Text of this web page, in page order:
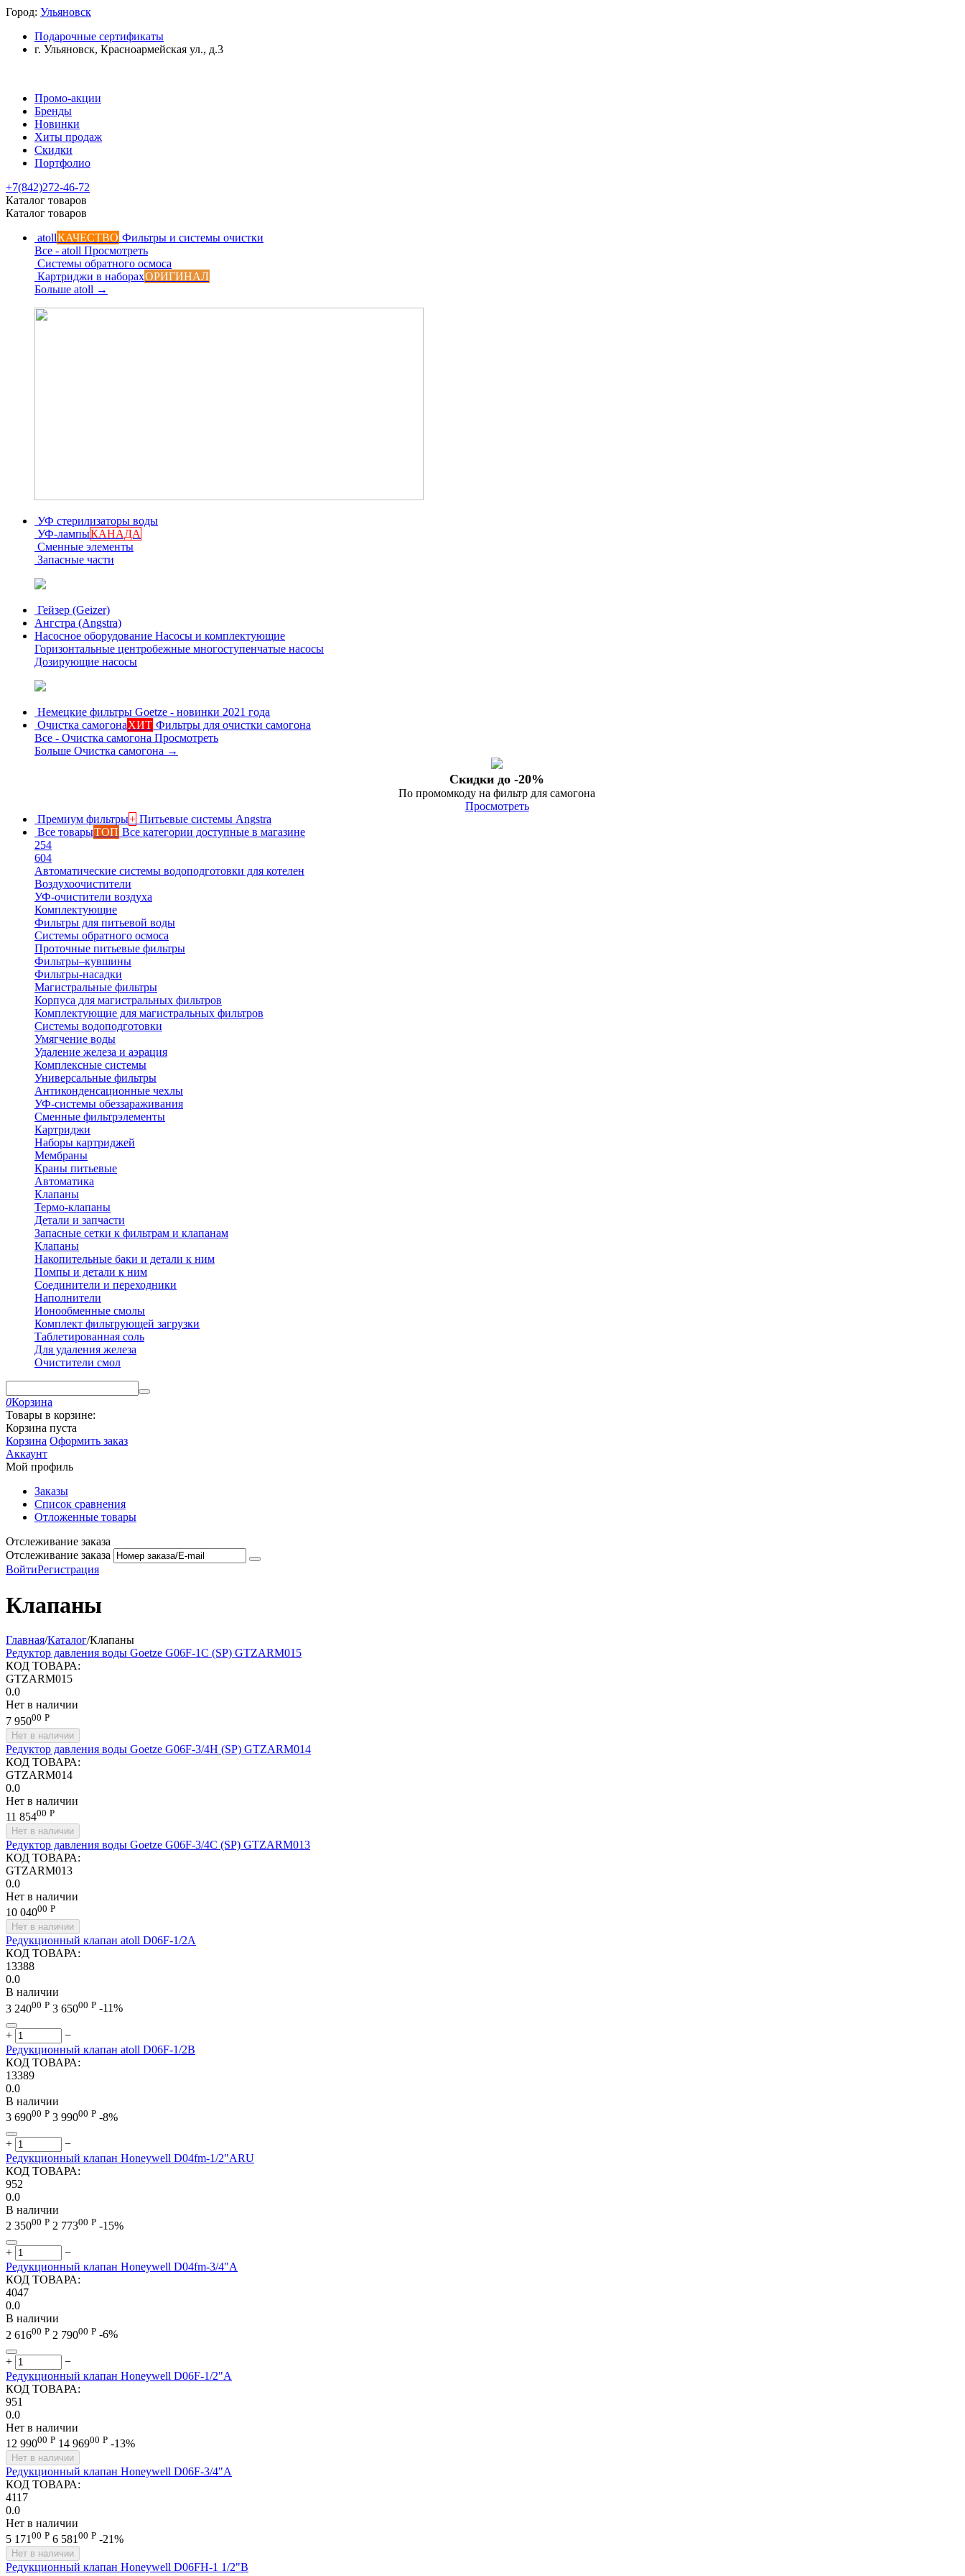
Город: Ульяновск
Подарочные сертификаты
г. Ульяновск, Красноармейская ул., д.3
Промо-акции
Бренды
Новинки
Хиты продаж
Скидки
Портфолио
+7(842)272-46-72
Каталог товаров
Каталог товаров
atollКАЧЕСТВО Фильтры и системы очистки
Все - atoll Просмотреть
Системы обратного осмоса
Картриджи в наборахОРИГИНАЛ
Больше atoll →
УФ стерилизаторы воды
УФ-лампыКАНАДА
Сменные элементы
Запасные части
Гейзер (Geizer)
Ангстра (Angstra)
Насосное оборудование Насосы и комплектующие
Горизонтальные центробежные многоступенчатые насосы
Дозирующие насосы
Немецкие фильтры Goetze - новинки 2021 года
Очистка самогонаХИТ Фильтры для очистки самогона
Все - Очистка самогона Просмотреть
Больше Очистка самогона →
Скидки до -20%
По промомкоду на фильтр для самогона
Просмотреть
Премиум фильтры+ Питьевые системы Angstra
Все товарыТОП Все категории доступные в магазине
254
604
Автоматические системы водоподготовки для котелен
Воздухоочистители
УФ-очистители воздуха
Комплектующие
Фильтры для питьевой воды
Системы обратного осмоса
Проточные питьевые фильтры
Фильтры–кувшины
Фильтры-насадки
Магистральные фильтры
Корпуса для магистральных фильтров
Комплектующие для магистральных фильтров
Системы водоподготовки
Умягчение воды
Удаление железа и аэрация
Комплексные системы
Универсальные фильтры
Антиконденсационные чехлы
УФ-системы обеззараживания
Сменные фильтрэлементы
Картриджи
Наборы картриджей
Мембраны
Краны питьевые
Автоматика
Клапаны
Термо-клапаны
Детали и запчасти
Запасные сетки к фильтрам и клапанам
Клапаны
Накопительные баки и детали к ним
Помпы и детали к ним
Соединители и переходники
Наполнители
Ионообменные смолы
Комплект фильтрующей загрузки
Таблетированная соль
Для удаления железа
Очистители смол
0Корзина
Товары в корзине:
Корзина пуста
Корзина Оформить заказ
Аккаунт
Мой профиль
Заказы
Список сравнения
Отложенные товары
Отслеживание заказа
Отслеживание заказа
ВойтиРегистрация
Клапаны
Главная/Каталог/Клапаны
Редуктор давления воды Goetze G06F-1С (SP) GTZARM015
КОД ТОВАРА:
GTZARM015
0.0
Нет в наличии
7 95000 Р
Нет в наличии
Редуктор давления воды Goetze G06F-3/4H (SP) GTZARM014
КОД ТОВАРА:
GTZARM014
0.0
Нет в наличии
11 85400 Р
Нет в наличии
Редуктор давления воды Goetze G06F-3/4С (SP) GTZARM013
КОД ТОВАРА:
GTZARM013
0.0
Нет в наличии
10 04000 Р
Нет в наличии
Редукционный клапан atoll D06F-1/2A
КОД ТОВАРА:
13388
0.0
В наличии
3 24000 Р 3 65000 Р -11%
+
−
Редукционный клапан atoll D06F-1/2B
КОД ТОВАРА:
13389
0.0
В наличии
3 69000 Р 3 99000 Р -8%
+
−
Редукционный клапан Honeywell D04fm-1/2"ARU
КОД ТОВАРА:
952
0.0
В наличии
2 35000 Р 2 77300 Р -15%
+
−
Редукционный клапан Honeywell D04fm-3/4"A
КОД ТОВАРА:
4047
0.0
В наличии
2 61600 Р 2 79000 Р -6%
+
−
Редукционный клапан Honeywell D06F-1/2"A
КОД ТОВАРА:
951
0.0
Нет в наличии
12 99000 Р 14 96900 Р -13%
Нет в наличии
Редукционный клапан Honeywell D06F-3/4"A
КОД ТОВАРА:
4117
0.0
Нет в наличии
5 171 00 Р 6 581 00 Р -21%
Нет в наличии
Редукционный клапан Honeywell D06FH-1 1/2"B